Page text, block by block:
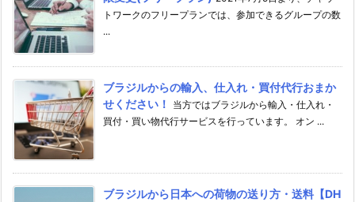
トワークのフリープランでは、参加できるグループの数
...
ブラジルからの輸入、仕入れ・買付代行おまか
せください！
当方ではブラジルから輸入・仕入れ・
買付・買い物代行サービスを行っています。 オン ...
ブラジルから日本への荷物の送り方・送料【DH